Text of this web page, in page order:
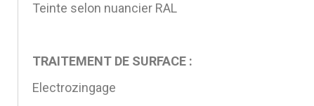
Teinte selon nuancier RAL
TRAITEMENT DE SURFACE :
Electrozingage